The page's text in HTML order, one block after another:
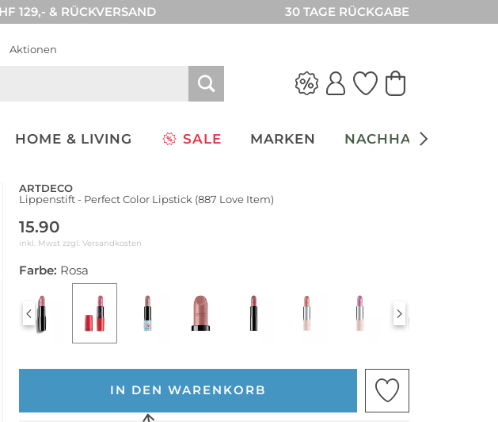
129,- & RÜCKVERSAND 30 TAGE RÜCKGABE
Aktionen
HOME & LIVING SALE MARKEN NACHHALTIGKEIT
ARTDECO
Lippenstift - Perfect Color Lipstick (887 Love Item)
15.90
inkl. Mwst zzgl. Versandkosten
Farbe: Rosa
IN DEN WARENKORB